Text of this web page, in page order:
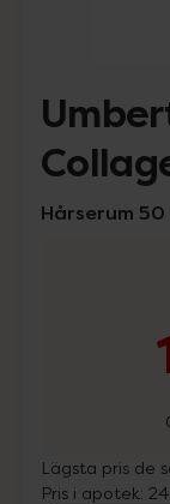
Hårserum 50
Lägsta pris de
Pris i apotek: